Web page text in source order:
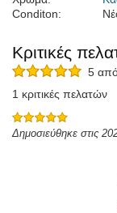
Conditon:
Κριτικές
5
1 κριτικές πελατών
Δημοσιεύθηκε στις